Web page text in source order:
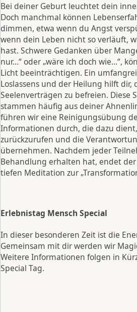
Bei deiner Geburt leuchtet dein
Doch manchmal können
dimmen, etwa wenn du Angst
wenn dein Leben nicht so verläuft,
hast. Schwere Gedanken über
nur…“ oder „wäre ich doch wie…“,
Licht beeinträchtigen. Ein
Loslassens und der Heilung hilft dir,
Seelenverträgen zu befreien. Diese
stammen häufig aus deiner
führen wir eine Reinigungsübung
Informationen durch, die dazu
zurückzurufen und die
übernehmen. Nachdem jeder
Behandlung erhalten hat, endet
tiefen Meditation zur
Erlebnistag Mensch Special
In dieser besonderen Zeit ist die
Gemeinsam mit dir werden wir
Weitere Informationen folgen in
Special Tag.